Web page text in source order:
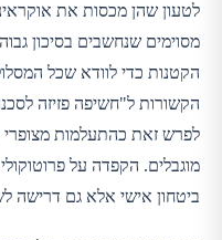
לטעון שהן מכסות את
מסוימים שנחשבים בסיכון
הקטנות כדי לוודא שכל
לפרש זאת כהתעלמות מצופרי
מוגבלים. הקפדה על
ביטחון אישי אלא גם דרישה